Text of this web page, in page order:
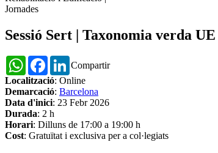
Jornades
Sessió Sert | Taxonomia verda
Compartir
WhatsAppFacebookLinkedIn
Localització: Online
Demarcació: Barcelona
Data d'inici: 23 Febr 2026
Durada: 2 h
Horari: Dilluns de 17:00 a 19:00 h
Cost: Gratuïtat i exclusiva per a col·legiats